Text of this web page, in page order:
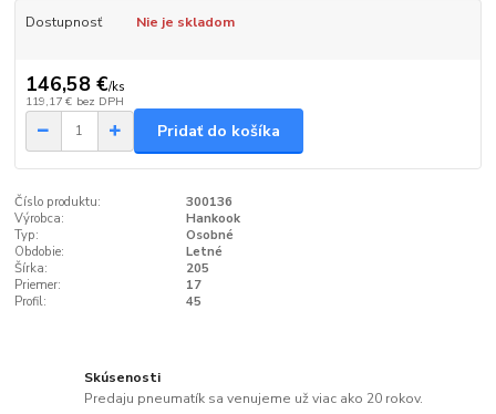
Dostupnosť Nie je skladom
146,58 €/ks
119,17 € bez DPH
Pridať do košíka
Číslo produktu:
300136
Výrobca:
Hankook
Typ:
Osobné
Obdobie:
Letné
Šírka:
205
Priemer:
17
Profil:
45
Skúsenosti
Predaju pneumatík sa venujeme už viac ako 20 rokov.